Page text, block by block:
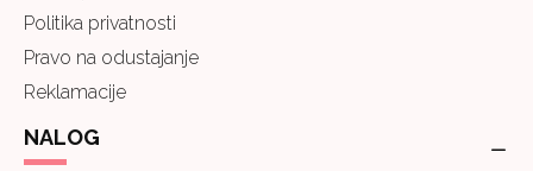
Politika privatnosti
Pravo na odustajanje
Reklamacije
NALOG